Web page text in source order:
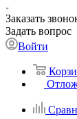
Заказать
Задать вопрос
Войти